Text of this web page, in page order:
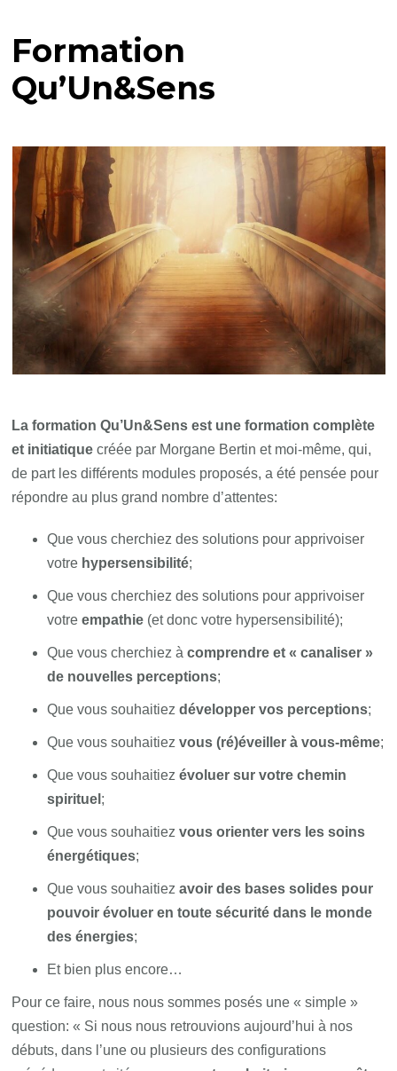
Formation
Qu’Un&Sens
La formation Qu’Un&Sens est une formation complète
et initiatique créée par Morgane Bertin et moi-même, qui,
de part les différents modules proposés, a été pensée pour
répondre au plus grand nombre d’attentes:
Que vous cherchiez des solutions pour apprivoiser
votre hypersensibilité;
Que vous cherchiez des solutions pour apprivoiser
votre empathie (et donc votre hypersensibilité);
Que vous cherchiez àcomprendre et « canaliser »
de nouvelles perceptions;
Que vous souhaitiezdévelopper vos perceptions;
Que vous souhaitiezvous (ré)éveiller à vous-même;
Que vous souhaitiezévoluer sur votre chemin
spirituel ;
Que vous souhaitiezvous orienter vers les soins
énergétiques;
Que vous souhaitiezavoir des bases solides pour
pouvoir évoluer en toute sécurité dans le monde
des énergies;
Et bien plus encore…
Pour ce faire, nous nous sommes posés une « simple »
question: « Si nous nous retrouvions aujourd’hui à nos
débuts, dans l’une ou plusieurs des configurations